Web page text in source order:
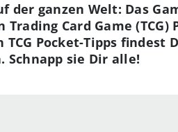
ganzen Welt: Das
Card Game (TCG)
Pocket-Tipps findest
Schnapp sie Dir alle!